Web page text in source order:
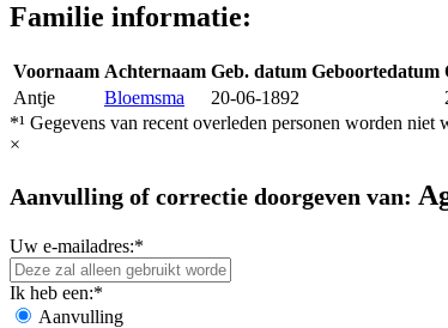
Familie informatie:
Voornaam Achternaam Geb. datum Geboortedatum
Antje
Bloemsma 20-06-1892
*¹ Gegevens van recent overleden personen worden
×
Aanvulling of correctie doorgeven van:
Uw e-mailadres:*
Ik heb een:*
Aanvulling